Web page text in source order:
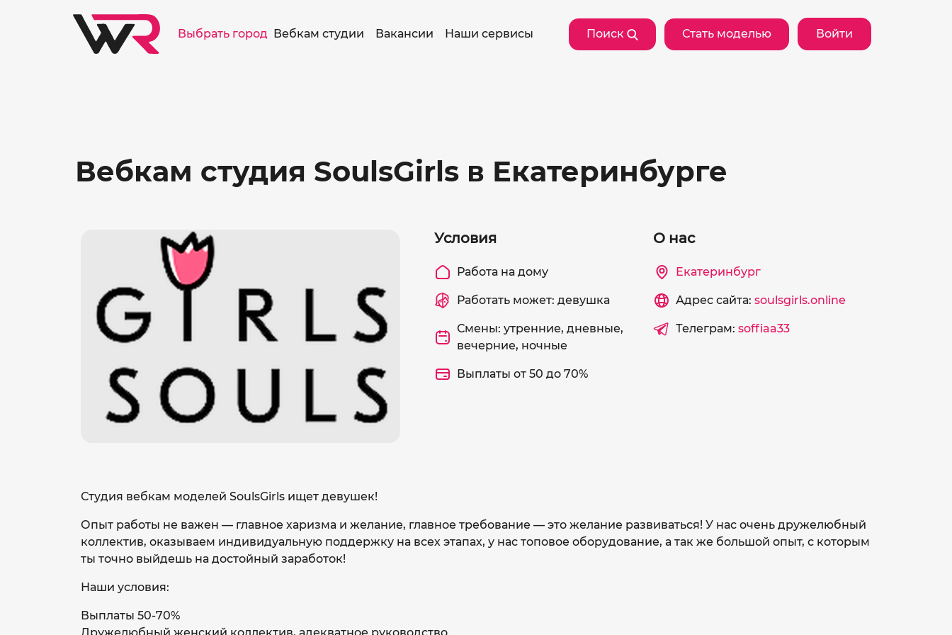
Выбрать город Вебкам студии Вакансии Наши сервисы Поиск Стать моделью Войти
Вебкам студия SoulsGirls в Екатеринбурге
Условия
Работа на дому
Работать может: девушка
Смены: утренние, дневные,
вечерние, ночные
Выплаты от 50 до 70%
О нас
Екатеринбург
Адрес сайта: soulsgirls.online
Телеграм: soffiaa33
Студия вебкам моделей SoulsGirls ищет девушек!
Опыт работы не важен — главное харизма и желание, главное требование — это желание развиваться! У нас очень дружелюбный
коллектив, оказываем индивидуальную поддержку на всех этапах, у нас топовое оборудование, а так же большой опыт, с которым
ты точно выйдешь на достойный заработок!
Наши условия:
Выплаты 50-70%
Дружелюбный женский коллектив, адекватное руководство